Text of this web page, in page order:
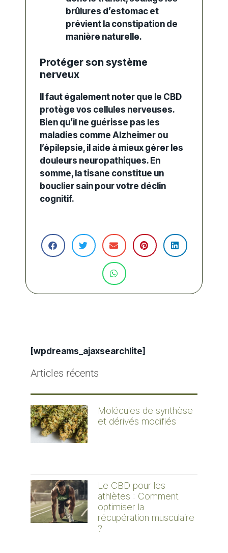
brûlures d’estomac et
prévient la constipation de
manière naturelle.
Protéger son système
nerveux
Il faut également noter que le CBD
protège vos cellules nerveuses.
Bien qu’il ne guérisse pas les
maladies comme Alzheimer ou
l’épilepsie, il aide à mieux gérer les
douleurs neuropathiques. En
somme, la tisane constitue un
bouclier sain pour votre déclin
cognitif.
[wpdreams_ajaxsearchlite]
Articles récents
Molécules de synthèse
et dérivés modifiés
Le CBD pour les
athlètes : Comment
optimiser la
récupération musculaire
?